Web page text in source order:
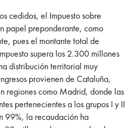
cedidos, el Impuesto sobre
papel preponderante, como
pues el montante total de
supera los 2.300 millones
distribución territorial muy
provienen de Cataluña,
regiones como Madrid, donde las
pertenecientes a los grupos I y II
99%, la recaudación ha